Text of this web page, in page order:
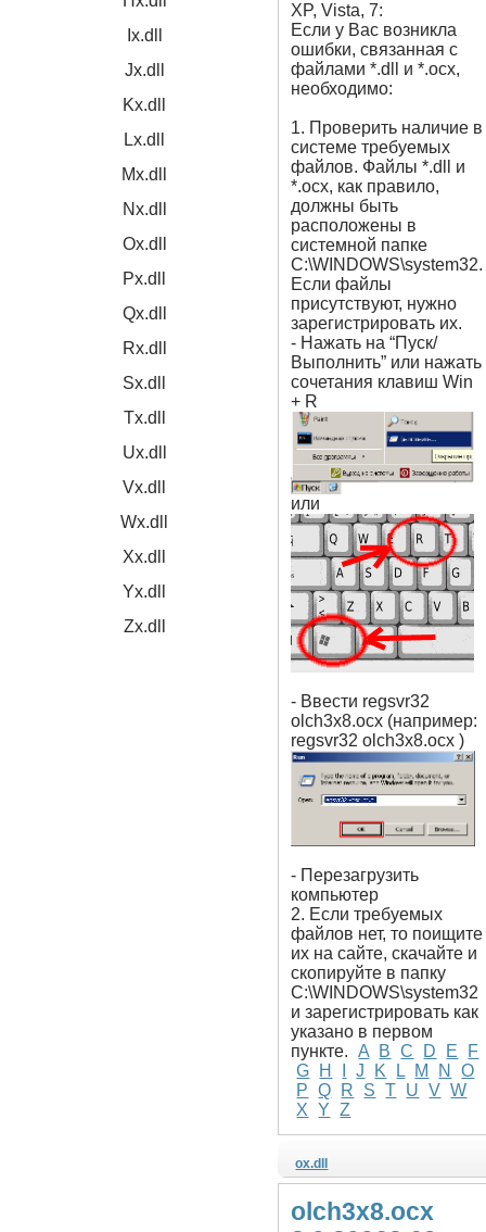
Ix.dll
Jx.dll
Kx.dll
Lx.dll
Mx.dll
Nx.dll
Ox.dll
Px.dll
Qx.dll
Rx.dll
Sx.dll
Tx.dll
Ux.dll
Vx.dll
Wx.dll
Xx.dll
Yx.dll
Zx.dll
XP, Vista, 7:
Если у Вас возникла
ошибки, связанная с
файлами *.dll и *.ocx,
необходимо:
1. Проверить наличие в
системе требуемых
файлов. Файлы *.dll и
*.ocx, как правило,
должны быть
расположены в
системной папке
C:\WINDOWS\system32.
Если файлы
присутствуют, нужно
зарегистрировать их.
- Нажать на “Пуск/
Выполнить” или нажать
сочетания клавиш Win
+ R
или
- Ввести regsvr32
olch3x8.ocx (например:
regsvr32 olch3x8.ocx )
- Перезагрузить
компьютер
2. Если требуемых
файлов нет, то поищите
их на сайте, скачайте и
скопируйте в папку
C:\WINDOWS\system32
и зарегистрировать как
указано в первом
пункте.
A B C D E
F
G
H J K L M N
O
P
Q R S T U V W
X
Y Z
ox.dll
olch3x8.ocx